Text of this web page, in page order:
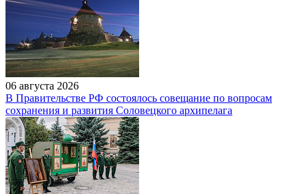
06 августа 2026
В Правительстве РФ состоялось совещание по вопросам
сохранения и развития Соловецкого архипелага